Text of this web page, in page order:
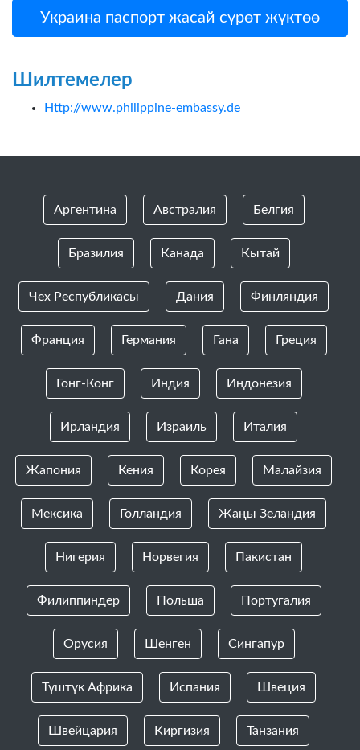
Украина паспорт жасай сүрөт жүктөө
Шилтемелер
Http://www.philippine-embassy.de
Аргентина Австралия Белгия
Бразилия Канада Кытай
Чех Республикасы Дания Финляндия
Франция Германия Гана Греция
Гонг-Конг Индия Индонезия
Ирландия Израиль Италия
Жапония Кения Корея Малайзия
Мексика Голландия Жаңы Зеландия
Нигерия Норвегия Пакистан
Филиппиндер Польша Португалия
Орусия Шенген Сингапур
Түштүк Африка Испания Швеция
Швейцария Киргизия Танзания